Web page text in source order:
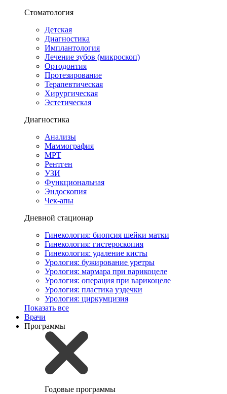
Стоматология
Детская
Диагностика
Имплантология
Лечение зубов (микроскоп)
Ортодонтия
Протезирование
Терапевтическая
Хирургическая
Эстетическая
Диагностика
Анализы
Маммография
МРТ
Рентген
УЗИ
Функциональная
Эндоскопия
Чек-апы
Дневной стационар
Гинекология: биопсия шейки матки
Гинекология: гистероскопия
Гинекология: удаление кисты
Урология: бужирование уретры
Урология: мармара при варикоцеле
Урология: операция при варикоцеле
Урология: пластика уздечки
Урология: циркумцизия
Показать все
Врачи
Программы
Годовые программы